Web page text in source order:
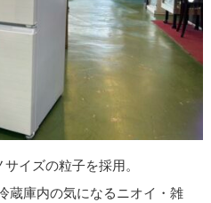
イズの粒子を採用。
蔵庫内の気になるニオイ・雑